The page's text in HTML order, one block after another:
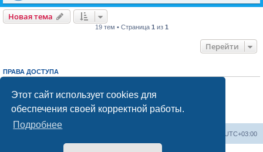
Этот сайт использует cookies для
обеспечения своей корректной работы.
Подробнее
Новая тема
19 тем • Страница 1 из 1
Перейти
ПРАВА ДОСТУПА
Выне можетеотвечать на сообщения
Выне можетередактировать свои сообщения
Выне можетеудалять свои сообщения
добавлять вложения
UTC+03:00